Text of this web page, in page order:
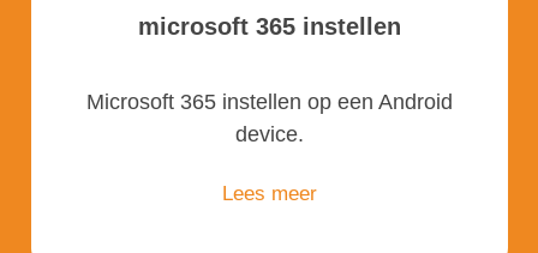
microsoft 365 instellen
Microsoft 365 instellen op een Android
device.
Lees meer